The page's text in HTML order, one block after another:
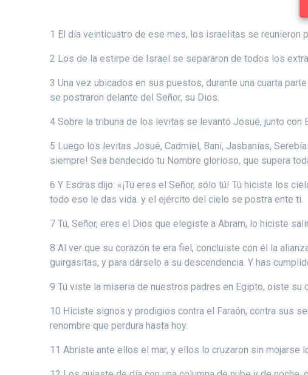
1 El día veinticuatro de ese mes, los israelitas se reunieron
2 Los de la estirpe de Israel se separaron de todos los
3 Una vez ubicados en sus puestos, durante una cuarta
se postraron delante del Señor, su Dios.
4 Sobre la tribuna de los levitas se levantó Josué, junto con
5 Luego los levitas Josué, Cadmiel, Baní, Jasbanías,
siempre! Sea bendecido tu Nombre glorioso, que supera
6 Y Esdras dijo: «¡Tú eres el Señor, sólo tú! Tú hiciste los
todo eso le das vida. y el ejército del cielo se postra ente ti.
7 Tú, Señor, eres el Dios que elegiste a Abram, lo hiciste
8 Al ver que su corazón te era fiel, concluiste con él la
guirgasitas, y para dárselo a su descendencia. Y has
9 Tú viste la miseria de nuestros padres en Egipto, oíste su
10 Hiciste signos y prodigios contra el Faraón, contra sus
renombre que perdura hasta hoy.
11 Abriste ante ellos el mar, y ellos lo cruzaron sin mojarse